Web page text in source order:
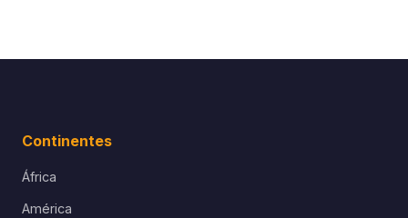
Continentes
África
América